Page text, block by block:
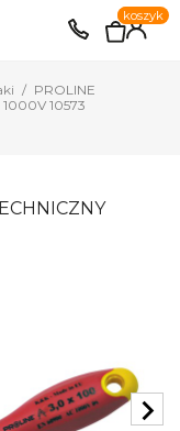
EUR PLN 0
koszyk
PROLINE
10573
chevron_right